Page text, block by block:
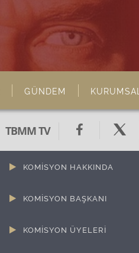
GÜNDEM KURUMSAL
TBMM TV
KOMİSYON HAKKINDA
KOMİSYON BAŞKANI
KOMİSYON ÜYELERİ